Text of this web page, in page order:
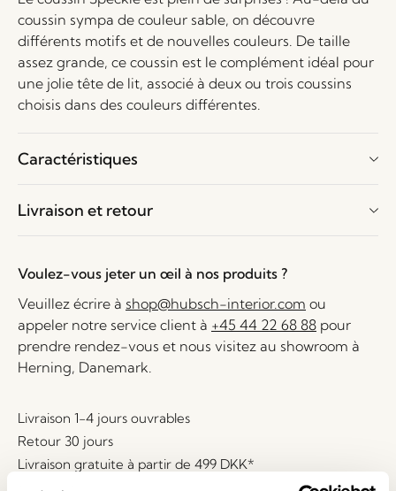
coussin sympa de couleur sable, on découvre
différents motifs et de nouvelles couleurs. De taille
assez grande, ce coussin est le complément idéal pour
une jolie tête de lit, associé à deux ou trois coussins
choisis dans des couleurs différentes.
Caractéristiques
Livraison et retour
Voulez-vous jeter un œil à nos produits ?
Veuillez écrire à shop@hubsch-interior.com ou
appeler notre service client à +45 44 22 68 88 pour
prendre rendez-vous et nous visitez au showroom à
Herning, Danemark.
Livraison 1-4 jours ouvrables
Retour 30 jours
Livraison gratuite à partir de 499 DKK*